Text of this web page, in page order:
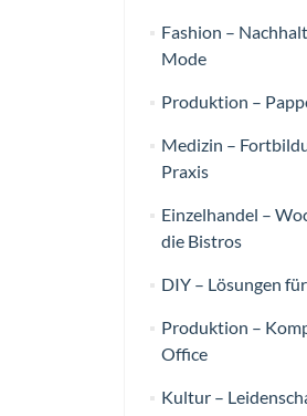
Fashion –
Mode
Produktion –
Medizin –
Praxis
Einzelhandel –
die Bistros
DIY – Lösungen
Produktion –
Office
Kultur –